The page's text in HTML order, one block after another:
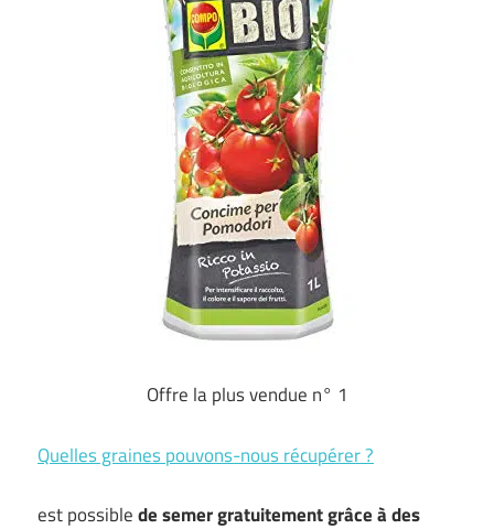
Offre la plus vendue n° 1
Quelles graines pouvons-nous récupérer ?
est possiblede semer gratuitementgrâce à des